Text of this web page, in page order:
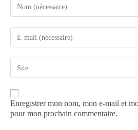
Enregistrer mon nom, mon e-mail et
pour mon prochain commentaire.